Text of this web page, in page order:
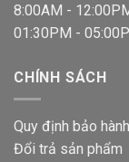
8:00AM -
01:30PM -
CHÍNH SÁCH
Quy định bảo hành
Đổi trả sản phẩm